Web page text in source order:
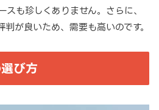
スも珍しくありません。さらに、
が良いため、需要も高いのです。
び方